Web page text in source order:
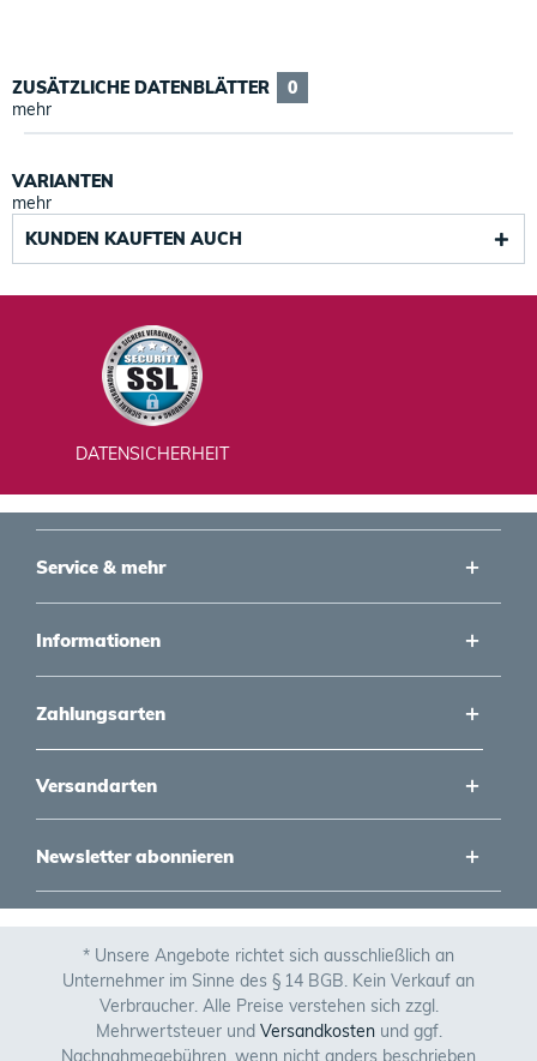
ZUSÄTZLICHE DATENBLÄTTER
0
mehr
VARIANTEN
mehr
KUNDEN KAUFTEN AUCH
DATENSICHERHEIT
Service & mehr
Informationen
Zahlungsarten
Versandarten
Newsletter abonnieren
* Unsere Angebote richtet sich ausschließlich an
Unternehmer im Sinne des § 14 BGB. Kein Verkauf an
Verbraucher. Alle Preise verstehen sich zzgl.
Mehrwertsteuer und Versandkostenund ggf.
Nachnahmegebühren, wenn nicht anders beschrieben